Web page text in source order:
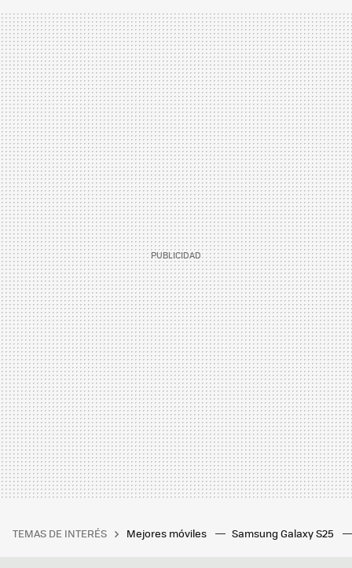
TEMAS DE INTERÉS Mejores móviles Samsung Galaxy S25